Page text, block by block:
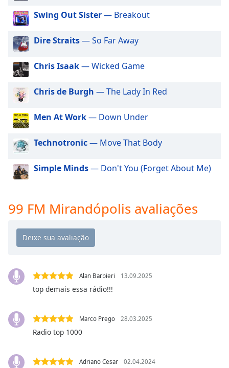
Picture-
in-
Fullscreen
This
modal
window.
Beginning
dialog
window.
Escape
close
window.
Color
Text
Swing Out Sister— Breakout
Dire Straits— So Far Away
Chris Isaak— Wicked Game
Chris de Burgh — The Lady In Red
Men At Work— Down Under
Technotronic— Move That Body
Simple Minds— Don't You (Forget About Me)
99 FM Mirandópolis avaliações
Alan Barbieri 13.09.2025
top demais essa rádio!!!
Marco Prego 28.03.2025
Radio top 1000
Adriano Cesar 02.04.2024